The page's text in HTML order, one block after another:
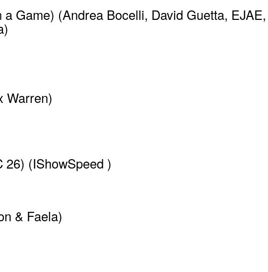
a Game) (Andrea Bocelli, David Guetta, EJAE,
Warren)
26) (IShowSpeed )
& Faela)